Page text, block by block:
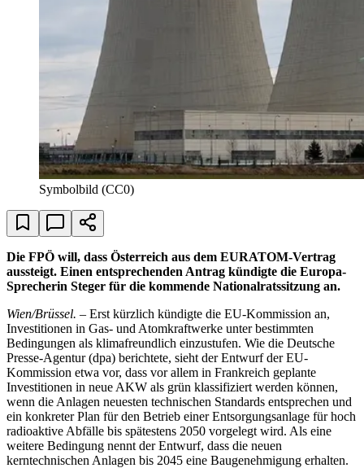
Symbolbild (CC0)
Die FPÖ will, dass Österreich aus dem EURATOM-Vertrag
aussteigt. Einen entsprechenden Antrag kündigte die Europa-
Sprecherin Steger für die kommende Nationalratssitzung an.
Wien/Brüssel. – Erst kürzlich kündigte die EU-Kommission an,
Investitionen in Gas- und Atomkraftwerke unter bestimmten
Bedingungen als klimafreundlich einzustufen. Wie die Deutsche
Presse-Agentur (dpa) berichtete, sieht der Entwurf der EU-
Kommission etwa vor, dass vor allem in Frankreich geplante
Investitionen in neue AKW als grün klassifiziert werden können,
wenn die Anlagen neuesten technischen Standards entsprechen und
ein konkreter Plan für den Betrieb einer Entsorgungsanlage für hoch
radioaktive Abfälle bis spätestens 2050 vorgelegt wird. Als eine
weitere Bedingung nennt der Entwurf, dass die neuen
kerntechnischen Anlagen bis 2045 eine Baugenehmigung erhalten.